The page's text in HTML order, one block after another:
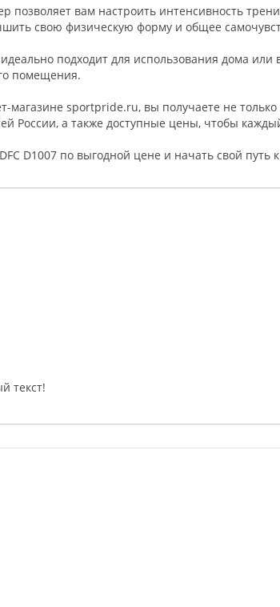
позволяет вам настроить интенсивность
свою физическую форму и общее
подходит для использования дома
помещения.
магазине sportpride.ru, вы получаете не
России, а также доступные цены, чтобы
D1007 по выгодной цене и начать свой
текст!